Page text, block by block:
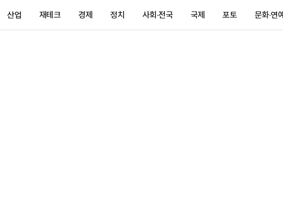
산업 재테크 경제 정치 사회·전국 국제 포토 문화·연예